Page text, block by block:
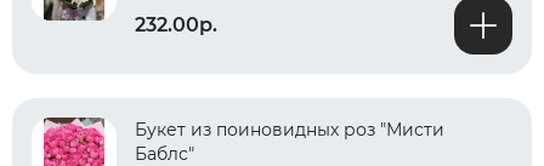
232.00р.
Букет из поиновидных роз "Мисти
Баблс"